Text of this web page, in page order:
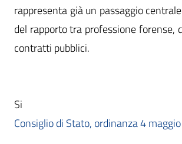
rappresenta già un passaggio
del rapporto tra professione forense,
contratti pubblici.
Consiglio di Stato, ordinanza 4